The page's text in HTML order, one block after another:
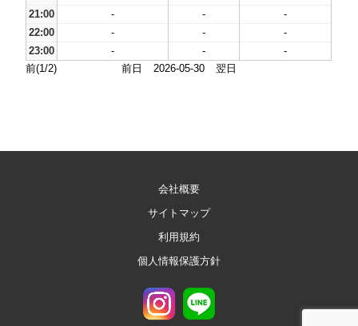
21:00
- -
-
22:00
- -
-
23:00
- -
-
前(1/2)
前日 2026-05-30 翌日
会社概要
サイトマップ
利用規約
個人情報保護方針